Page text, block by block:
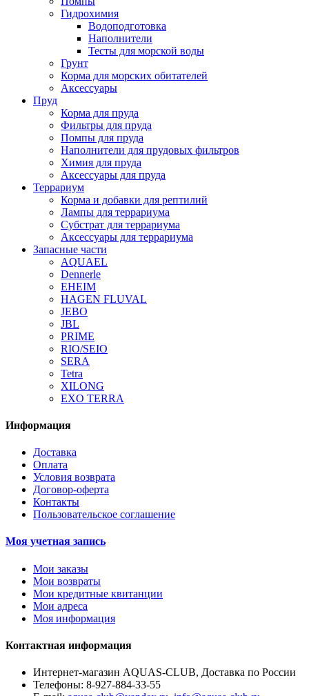
Гидрохимия
Водоподготовка
Наполнители
Тесты для морской воды
Грунт
Корма для морских обитателей
Аксессуары
Пруд
Корма для пруда
Фильтры для пруда
Помпы для пруда
Наполнители для прудовых фильтров
Химия для пруда
Аксессуары для пруда
Террариум
Корма и добавки для рептилий
Лампы для террариума
Субстрат для террариума
Аксессуары для террариума
Запасные части
AQUAEL
Dennerle
EHEIM
HAGEN FLUVAL
JEBO
JBL
PRIME
RIO/SEIO
SERA
Tetra
XILONG
EXO TERRA
Информация
Доставка
Оплата
Условия возврата
Договор-оферта
Контакты
Пользовательское соглашение
Моя учетная запись
Мои заказы
Мои возвраты
Мои кредитные квитанции
Мои адреса
Моя информация
Контактная информация
Интернет-магазин AQUAS-CLUB, Доставка по России
Телефоны: 8-927-884-33-55